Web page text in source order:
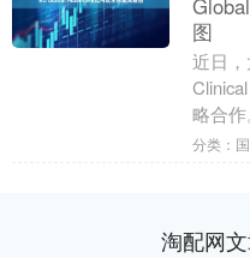
图
近日
略合
Global
分类：
淘配网